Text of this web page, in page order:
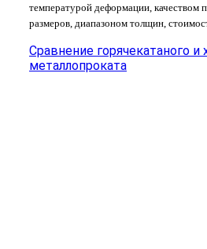
температурой деформации, качеством
размеров, диапазоном толщин,
Сравнение горячекатаного и
металлопроката